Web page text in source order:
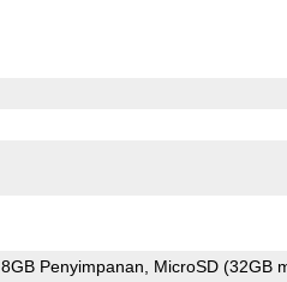
8GB Penyimpanan MicroSD (32GB